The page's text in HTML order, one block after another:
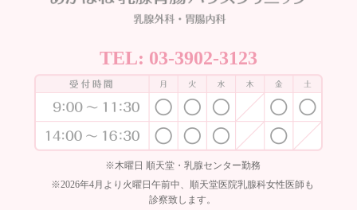
TEL: 03-3902-3123
※木曜日 順天堂・乳腺センター勤務
※2026年4月より火曜日午前中、順天堂医院乳腺科女性医師も
診察致します。